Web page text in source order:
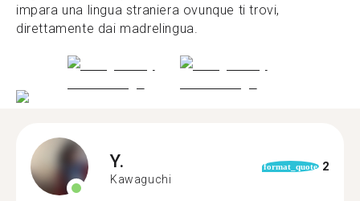
impara una lingua straniera ovunque ti trovi,
direttamente dai madrelingua.
Y.
Kawaguchi
format_quote 2